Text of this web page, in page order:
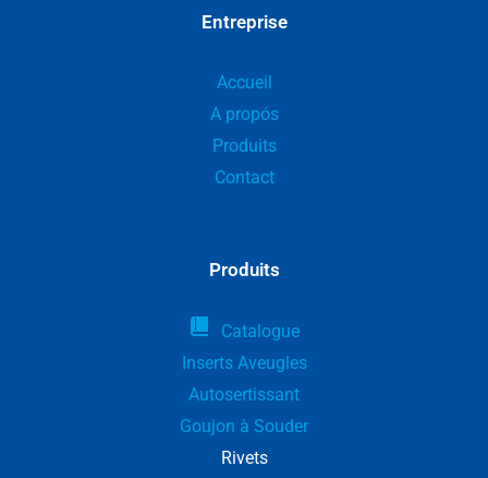
Entreprise
Accueil
A propós
Produits
Contact
Produits
Catalogue
Inserts Aveugles
Autosertissant
Goujon à Souder
Rivets